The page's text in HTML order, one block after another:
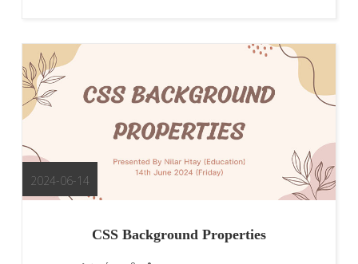
2024-06-14
CSS Background Properties